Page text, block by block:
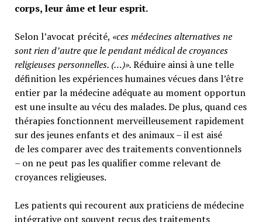
corps, leur âme et leur esprit.
Selon l’avocat précité, «ces médecines alternatives ne
sont rien d’autre que le pendant médical de croyances
religieuses personnelles. (…)».Réduire ainsi à une telle
définition les expériences humaines vécues dans l’être
entier par la médecine adéquate au moment opportun
est une insulte au vécu des malades. De plus, quand ces
thérapies fonctionnent merveilleusement rapidement
sur des jeunes enfants et des animaux – il est aisé
de les comparer avec des traitements conventionnels
– on ne peut pas les qualifier comme relevant de
croyances religieuses.
Les patients qui recourent aux praticiens de médecine
intégrative ont souvent reçus des traitements